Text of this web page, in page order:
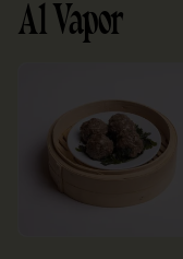
Al Vapor